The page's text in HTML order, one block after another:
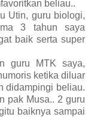
beliau..
Utin, guru biologi,
3 tahun saya
baik serta super
guru MTK saya,
ketika diluar
didampingi beliau.
pak Musa.. 2 guru
baiknya sampai